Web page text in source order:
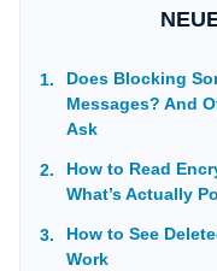
Does Blocking
Messages? And
Ask
How to Read
What’s Actually
How to See
Work